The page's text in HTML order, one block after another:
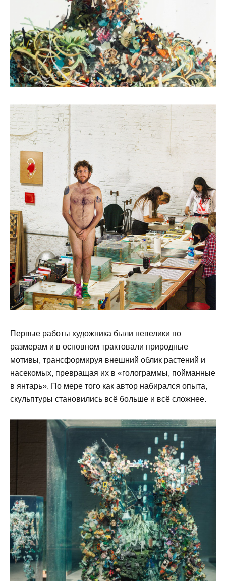
Первые работы художника были невелики по
размерам и в основном трактовали природные
мотивы, трансформируя внешний облик растений и
насекомых, превращая их в «голограммы, пойманные
в янтарь». По мере того как автор набирался опыта,
скульптуры становились всё больше и всё сложнее.